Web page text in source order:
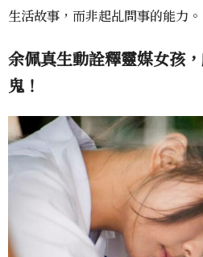
生活故事，而非起乩問事的能力。
余佩真生動詮釋靈媒女孩
鬼！